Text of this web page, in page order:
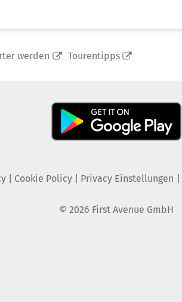
werden Tourentipps
| Cookie Policy| Privacy Einstellungen
© 2026 First Avenue GmbH